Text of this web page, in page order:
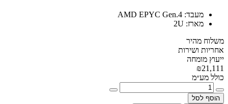
מעבד:
מארז:
משלוח מהיר
אחריות ושירות
ייעוץ מומחה
₪21,111
כולל מע״מ
הוסף לסל